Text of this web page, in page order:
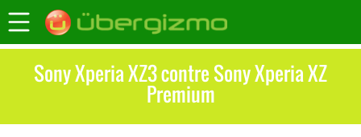
Sony Xperia XZ3 contre Sony Xperia XZ
Premium